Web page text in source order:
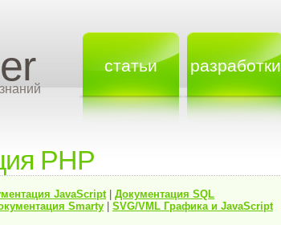
статьи разработки
PHP
JavaScript| Документация SQL
Smarty
SVG/VML Графика и JavaScript